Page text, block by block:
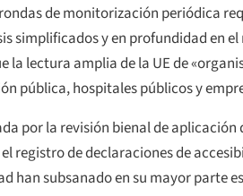
de monitorización periódica
simplificados y en profundidad en
lectura amplia de la UE de
pública, hospitales públicos y
por la revisión bienal de aplicación
registro de declaraciones de
subsanado en su mayor parte